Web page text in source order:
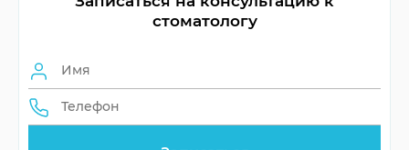
привлекательным ценам. Если вы задумались над тем,
Продолжительность
лечения
стоматологу